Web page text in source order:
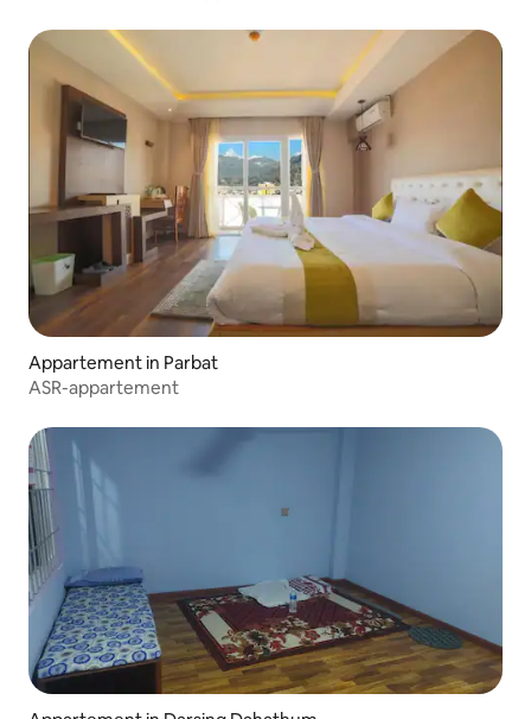
Appartement in Parbat
ASR-appartement